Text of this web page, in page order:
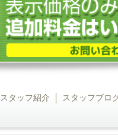
スタッフ紹介 スタッフブロ